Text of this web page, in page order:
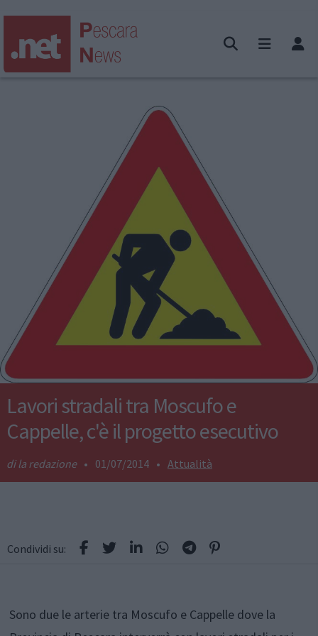
Lavori stradali tra Moscufo e
Cappelle, c'è il progetto esecutivo
la redazione • 01/07/2014 • Attualità
Condividi su:
Sono due le arterie tra Moscufo e Cappelle dove la